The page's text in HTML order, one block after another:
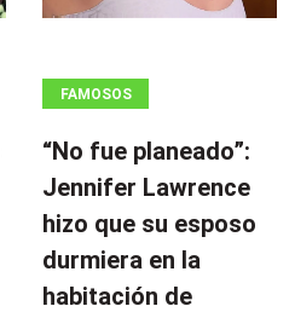
FAMOSOS
“No fue planeado”: ​​
Jennifer Lawrence
hizo que su esposo
durmiera en la
habitación de